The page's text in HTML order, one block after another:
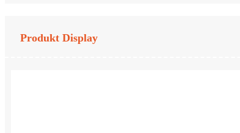
Produkt Display